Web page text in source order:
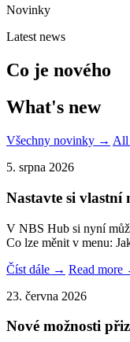
Novinky
Latest news
Co je nového
What's new
Všechny novinky → All
5. srpna 2026
Nastavte si vlastní
V NBS Hub si nyní
Co lze měnit v menu:
Číst dále → Read more
23. června 2026
Nové možnosti